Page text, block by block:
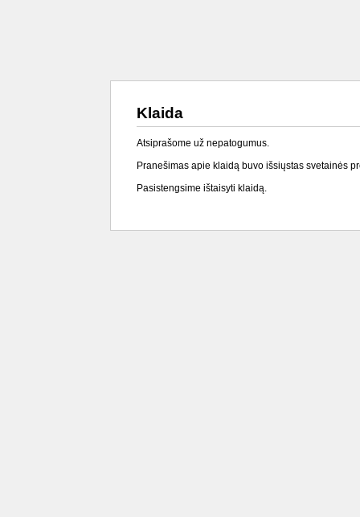
Klaida
Atsiprašome už nepatogumus.
Pranešimas apie klaidą buvo išsiųstas svetainės
Pasistengsime ištaisyti klaidą.